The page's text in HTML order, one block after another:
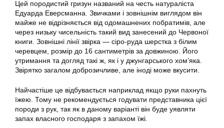
Цей породистий гризун названий на честь натураліста
Едуарда Еверсманна. Звичками і зовнішнім виглядом він
майже не відрізняється від одомашнених побратимів, але
через низьку чисельність такий вид занесений до Червоної
книги. Зовнішні лінії звірка — сіро-руда шерстка з білим
черевцем, розмір до 16 сантиметрів за довжиною. Його
утримання та догляд такі ж, як і у джунгарського хом’яка.
Звірятко загалом доброзичливе, але іноді може вкусити.
Найчастіше це відбувається наприклад якщо руки пахнуть
їжею. Тому не рекомендується годувати представника цієї
породи з рук, так як в даному варіанті він буде уявляти
запах власного господаря з запахом їжі.